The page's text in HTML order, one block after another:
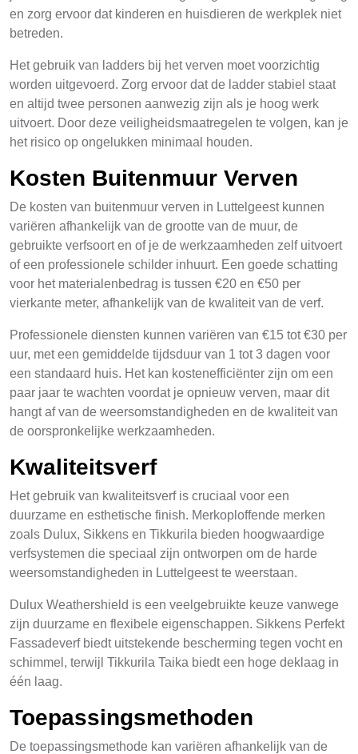
en zorg ervoor dat kinderen en huisdieren de werkplek niet
betreden.
Het gebruik van ladders bij het verven moet voorzichtig
worden uitgevoerd. Zorg ervoor dat de ladder stabiel staat
en altijd twee personen aanwezig zijn als je hoog werk
uitvoert. Door deze veiligheidsmaatregelen te volgen, kan je
het risico op ongelukken minimaal houden.
Kosten Buitenmuur Verven
De kosten van buitenmuur verven in Luttelgeest kunnen
variëren afhankelijk van de grootte van de muur, de
gebruikte verfsoort en of je de werkzaamheden zelf uitvoert
of een professionele schilder inhuurt. Een goede schatting
voor het materialenbedrag is tussen €20 en €50 per
vierkante meter, afhankelijk van de kwaliteit van de verf.
Professionele diensten kunnen variëren van €15 tot €30 per
uur, met een gemiddelde tijdsduur van 1 tot 3 dagen voor
een standaard huis. Het kan kostenefficiënter zijn om een
paar jaar te wachten voordat je opnieuw verven, maar dit
hangt af van de weersomstandigheden en de kwaliteit van
de oorspronkelijke werkzaamheden.
Kwaliteitsverf
Het gebruik van kwaliteitsverf is cruciaal voor een
duurzame en esthetische finish. Merkoploffende merken
zoals Dulux, Sikkens en Tikkurila bieden hoogwaardige
verfsystemen die speciaal zijn ontworpen om de harde
weersomstandigheden in Luttelgeest te weerstaan.
Dulux Weathershield is een veelgebruikte keuze vanwege
zijn duurzame en flexibele eigenschappen. Sikkens Perfekt
Fassadeverf biedt uitstekende bescherming tegen vocht en
schimmel, terwijl Tikkurila Taika biedt een hoge deklaag in
één laag.
Toepassingsmethoden
De toepassingsmethode kan variëren afhankelijk van de